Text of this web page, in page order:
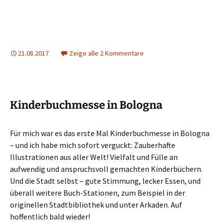
21.08.2017 Zeige alle 2 Kommentare
Kinderbuchmesse in Bologna
Für mich war es das erste Mal Kinderbuchmesse in Bologna
– und ich habe mich sofort verguckt: Zauberhafte
Illustrationen aus aller Welt! Vielfalt und Fülle an
aufwendig und anspruchsvoll gemachten Kinderbüchern.
Und die Stadt selbst – gute Stimmung, lecker Essen, und
überall weitere Buch-Stationen, zum Beispiel in der
originellen Stadtbibliothek und unter Arkaden. Auf
hoffentlich bald wieder!